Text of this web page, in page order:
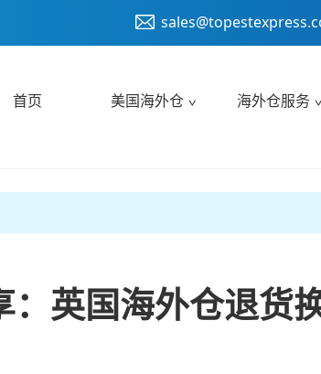
首页 美国海外仓 海外仓服务
英国海外仓退货